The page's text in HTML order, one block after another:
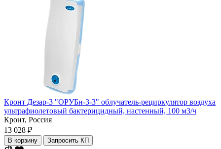
Кронт Дезар-3 "ОРУБн-3-3" облучатель-рециркулятор воздуха
ультрафиолетовый бактерицидный, настенный, 100 м3/ч
Кронт, Россия
13 028 ₽
В корзину Запросить КП